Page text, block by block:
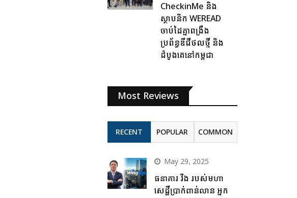
CheckinMe និង
ស្ថាបនិក WEREAD
ចាប់ដៃគ្នាពង្រឹង
ប្រព័ន្ធឌីជីថលថ្មី និង
ដំបូងគេនៅកម្ពុជា
Most Reviews
RECENT POPULAR COMMON
May 29, 2025
ធនាគារ វីង របស់មហា
សេដ្ឋីប្រាក់ពាន់លាន អ្នក